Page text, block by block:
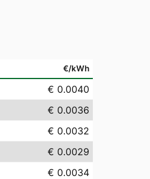
€/kWh
€ 0.0040
€ 0.0036
€ 0.0032
€ 0.0029
€ 0.0034